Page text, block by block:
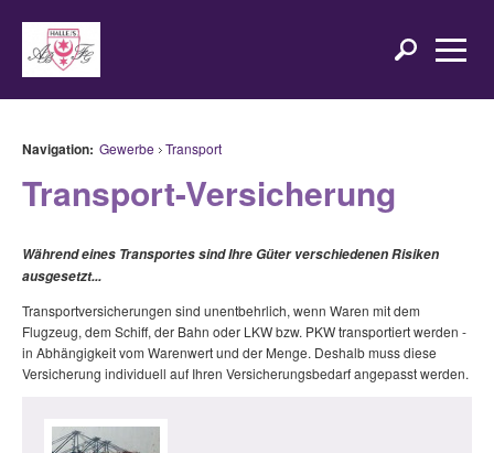
Navigation: Gewerbe Transport
Transport-Versicherung
Während eines Transportes sind Ihre Güter verschiedenen Risiken
ausgesetzt...
Transportversicherungen sind unentbehrlich, wenn Waren mit dem
Flugzeug, dem Schiff, der Bahn oder LKW bzw. PKW transportiert werden -
in Abhängigkeit vom Warenwert und der Menge. Deshalb muss diese
Versicherung individuell auf Ihren Versicherungsbedarf angepasst werden.